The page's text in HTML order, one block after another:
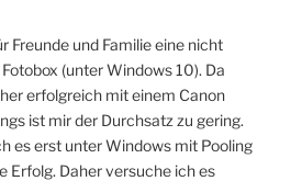
Freunde und Familie eine nicht
(unter Windows 10). Da
erfolgreich mit einem Canon
ist mir der Durchsatz zu gering.
es erst unter Windows mit Pooling
Erfolg. Daher versuche ich es